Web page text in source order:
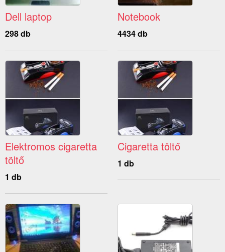
Dell laptop
298 db
Notebook
4434 db
Elektromos cigaretta
töltő
1 db
Cigaretta töltő
1 db